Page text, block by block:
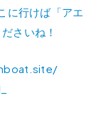
に行けば「アエ
さいね！